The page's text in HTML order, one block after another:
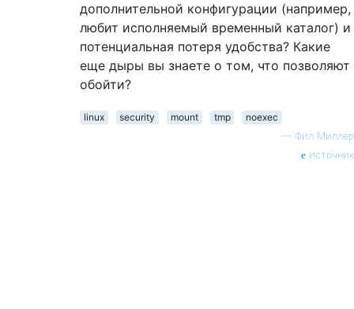
дополнительной конфигурации (например,
любит исполняемый временный каталог) и
потенциальная потеря удобства? Какие
еще дыры вы знаете о том, что позволяют
обойти?
linux security mount tmp
noexec
— Фил Миллер
источник